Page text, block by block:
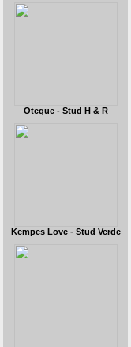
Oteque - Stud H & R
Kempes Love - Stud Verde